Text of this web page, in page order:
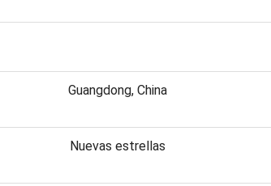
Guangdong, China
Nuevas estrellas